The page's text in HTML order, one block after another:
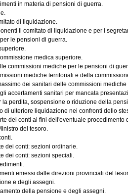
in materia di pensioni di guerra.
di liquidazione.
il comitato di liquidazione e per i
le pensioni di guerra.
medica superiore.
commissioni mediche per le pensioni di
mediche territoriali e della
dei sanitari delle commissioni
accertamenti sanitari per mancata
la perdita, sospensione o riduzione della
di ulteriore liquidazione nei confronti dello
dei conti ai fini dell'eventuale procedimento
del tesoro.
dei conti: sezioni ordinarie.
dei conti: sezioni speciali.
emessi dalle direzioni provinciali del
e degli assegni.
della pensione e degli assegni.